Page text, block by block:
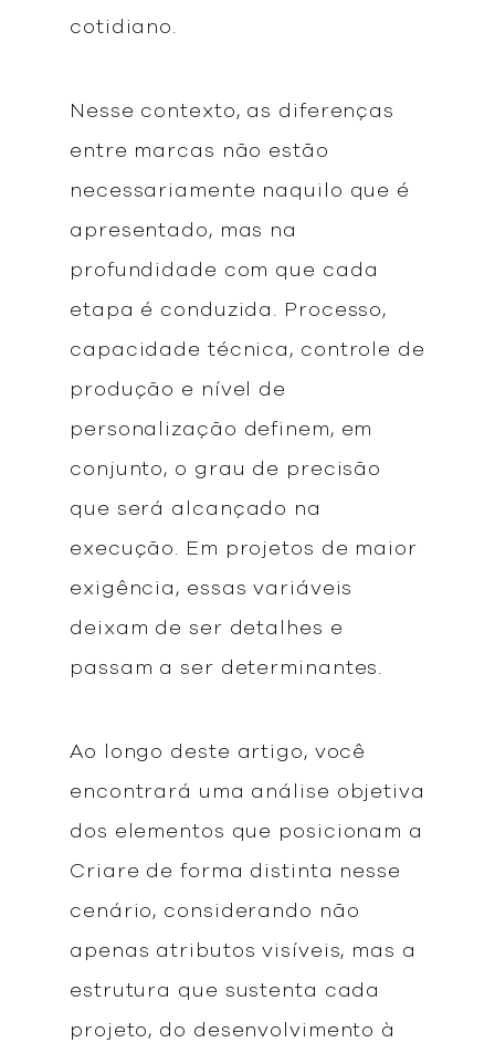
cotidiano.
Nesse contexto, as diferenças
entre marcas não estão
necessariamente naquilo que é
apresentado, mas na
profundidade com que cada
etapa é conduzida. Processo,
capacidade técnica, controle de
produção e nível de
personalização definem, em
conjunto, o grau de precisão
que será alcançado na
execução. Em projetos de maior
exigência, essas variáveis
deixam de ser detalhes e
passam a ser determinantes.
Ao longo deste artigo, você
encontrará uma análise objetiva
dos elementos que posicionam a
Criare de forma distinta nesse
cenário, considerando não
apenas atributos visíveis, mas a
estrutura que sustenta cada
projeto, do desenvolvimento à